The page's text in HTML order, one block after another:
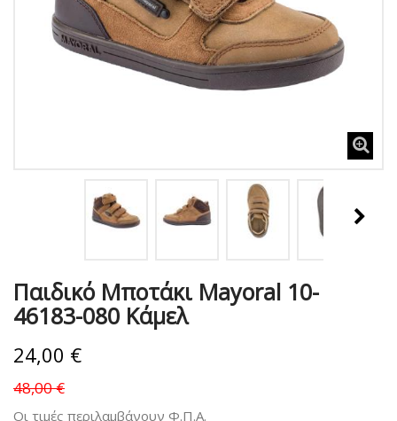
Παιδικό Μποτάκι Mayoral 10-
46183-080 Κάμελ
24,00 €
48,00 €
Οι τιμές περιλαμβάνουν Φ.Π.Α.